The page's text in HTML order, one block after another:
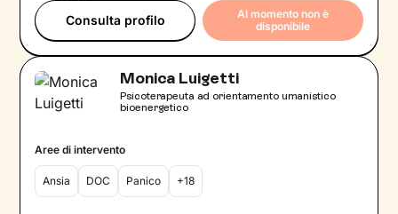
Consulta profilo
Al momento non è
disponibile
Monica Luigetti
Psicoterapeuta ad orientamento umanistico
bioenergetico
Aree di intervento
Ansia DOC Panico +18